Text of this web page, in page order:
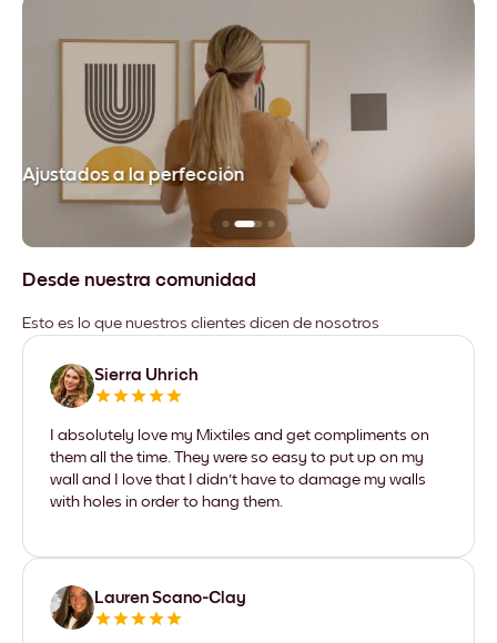
Ajustados a la perfección
Desde nuestra comunidad
Esto es lo que nuestros clientes dicen de nosotros
Sierra Uhrich
I absolutely love my Mixtiles and get compliments on
them all the time. They were so easy to put up on my
wall and I love that I didn't have to damage my walls
with holes in order to hang them.
Lauren Scano-Clay